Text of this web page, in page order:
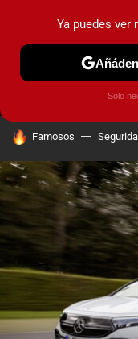
MENÚ
HOY SE HABLA DE
Famosos
Ya puedes ver
Solo